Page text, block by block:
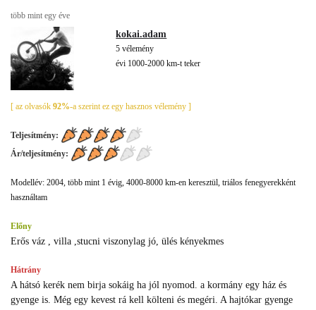
több mint egy éve
kokai.adam
5 vélemény
évi 1000-2000 km-t teker
[ az olvasók 92%-a szerint ez egy hasznos vélemény ]
Teljesítmény:
Ár/teljesítmény:
Modellév: 2004, több mint 1 évig, 4000-8000 km-en keresztül, triálos fenegyerekként
használtam
Előny
Erős váz , villa ,stucni viszonylag jó, ülés kényekmes
Hátrány
A hátsó kerék nem birja sokáig ha jól nyomod. a kormány egy ház és
gyenge is. Még egy kevest rá kell költeni és megéri. A hajtókar gyenge